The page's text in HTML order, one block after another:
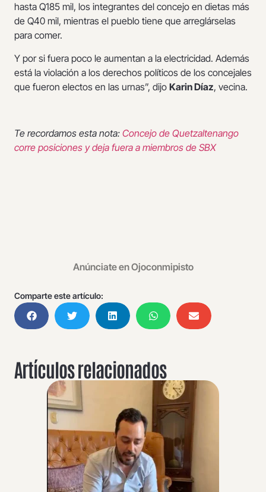
hasta Q185 mil, los integrantes del concejo en dietas más
de Q40 mil, mientras el pueblo tiene que arreglárselas
para comer.
Y por si fuera poco le aumentan a la electricidad. Además
está la violación a los derechos políticos de los concejales
que fueron electos en las urnas”, dijo Karin Díaz, vecina.
Te recordamos esta nota: Concejo de Quetzaltenango
corre posiciones y deja fuera a miembros de SBX
Anúnciate en Ojoconmipisto
Comparte este artículo:
Artículos relacionados